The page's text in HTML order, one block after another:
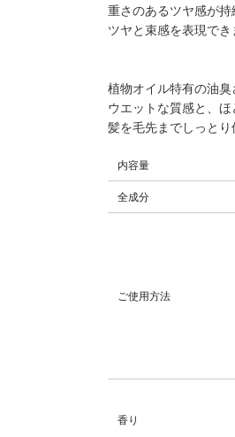
重さのあるツヤ感が
ツヤと束感を表現でき
植物オイル特有の油
ウエットな質感と、
髪を毛先までしっと
内容量
全成分
ご使用方法
香り